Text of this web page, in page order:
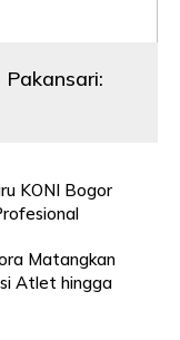
KONI Bogor
Matangkan
Atlet hingga